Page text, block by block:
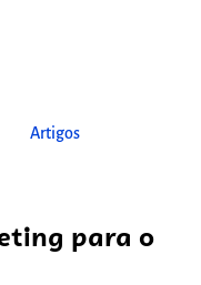
Artigos
para o